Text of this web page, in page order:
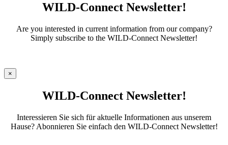
WILD-Connect Newsletter!
Are you interested in current information from our company?
Simply subscribe to the WILD-Connect Newsletter!
×
WILD-Connect Newsletter!
Interessieren Sie sich für aktuelle Informationen aus unserem
Hause? Abonnieren Sie einfach den WILD-Connect Newsletter!